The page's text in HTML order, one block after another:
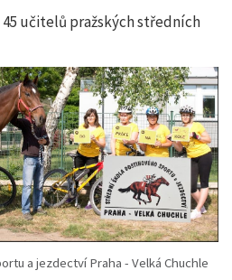
45 učitelů pražských středních
a jezdectví Praha - Velká Chuchle